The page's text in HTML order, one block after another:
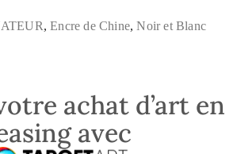
,Encre de Chine,Noir et Blanc
achat d’art en
avec